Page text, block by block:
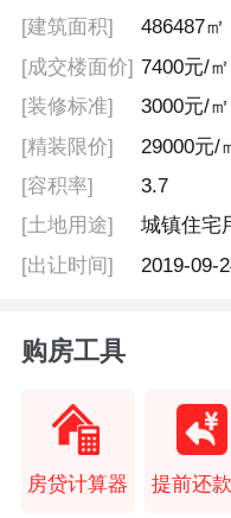
[建筑面积]
486487㎡
[成交楼面价] 7400元/㎡
[装修标准]
3000元/㎡
[精装限价]
29000元/
[容积率]
3.7
[土地用途]
城镇住宅用地
[出让时间]
2019-09-
购房工具
房贷计算器 提前还